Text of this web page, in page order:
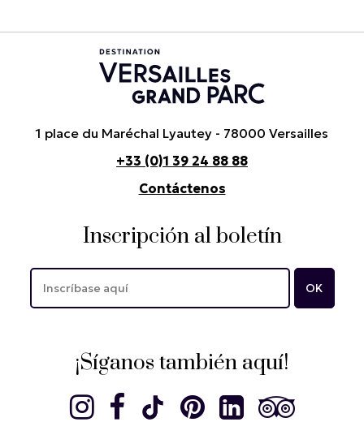
1 place du Maréchal Lyautey - 78000 Versailles
+33 (0)1 39 24 88 88
Contáctenos
Inscripción al boletín
¡Síganos también aquí!